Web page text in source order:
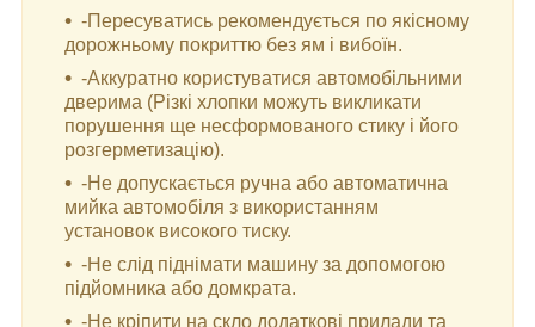
-Пересуватись рекомендується по якісному
дорожньому покриттю без ям і вибоїн.
-Аккуратно користуватися автомобільними
дверима (Різкі хлопки можуть викликати
порушення ще несформованого стику і його
розгерметизацію).
-Не допускається ручна або автоматична
мийка автомобіля з використанням
установок високого тиску.
-Не слід піднімати машину за допомогою
підйомника або домкрата.
-Не кріпити на скло додаткові прилади та